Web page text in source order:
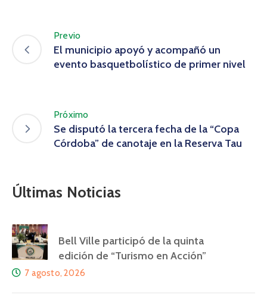
Previo
El municipio apoyó y acompañó un
evento basquetbolístico de primer nivel
Próximo
Se disputó la tercera fecha de la “Copa
Córdoba” de canotaje en la Reserva Tau
Últimas Noticias
Bell Ville participó de la quinta
edición de “Turismo en Acción”
7 agosto, 2026